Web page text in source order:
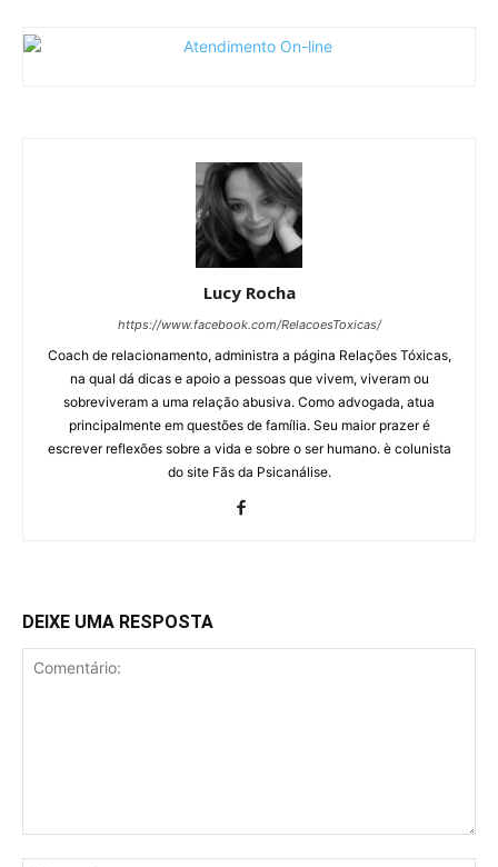
Lucy Rocha
https://www.facebook.com/RelacoesToxicas/
Coach de relacionamento, administra a página Relações Tóxicas,
na qual dá dicas e apoio a pessoas que vivem, viveram ou
sobreviveram a uma relação abusiva. Como advogada, atua
principalmente em questões de família. Seu maior prazer é
escrever reflexões sobre a vida e sobre o ser humano. è colunista
do site Fãs da Psicanálise.
DEIXE UMA RESPOSTA